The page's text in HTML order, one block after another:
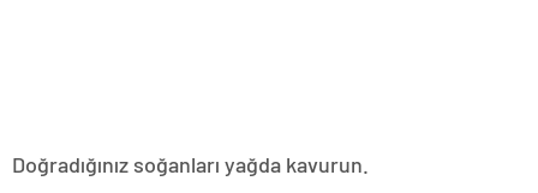
Doğradığınız soğanları yağda kavurun.